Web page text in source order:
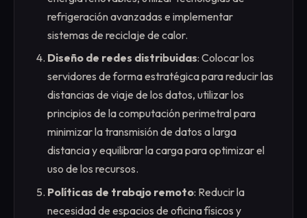
refrigeración avanzadas e implementar
sistemas de reciclaje de calor.
Diseño de redes distribuidas: Colocar los
servidores de forma estratégica para reducir las
distancias de viaje de los datos, utilizar los
principios de la computación perimetral para
minimizar la transmisión de datos a larga
distancia y equilibrar la carga para optimizar el
uso de los recursos.
Políticas de trabajo remoto: Reducir la
necesidad de espacios de oficina físicos y